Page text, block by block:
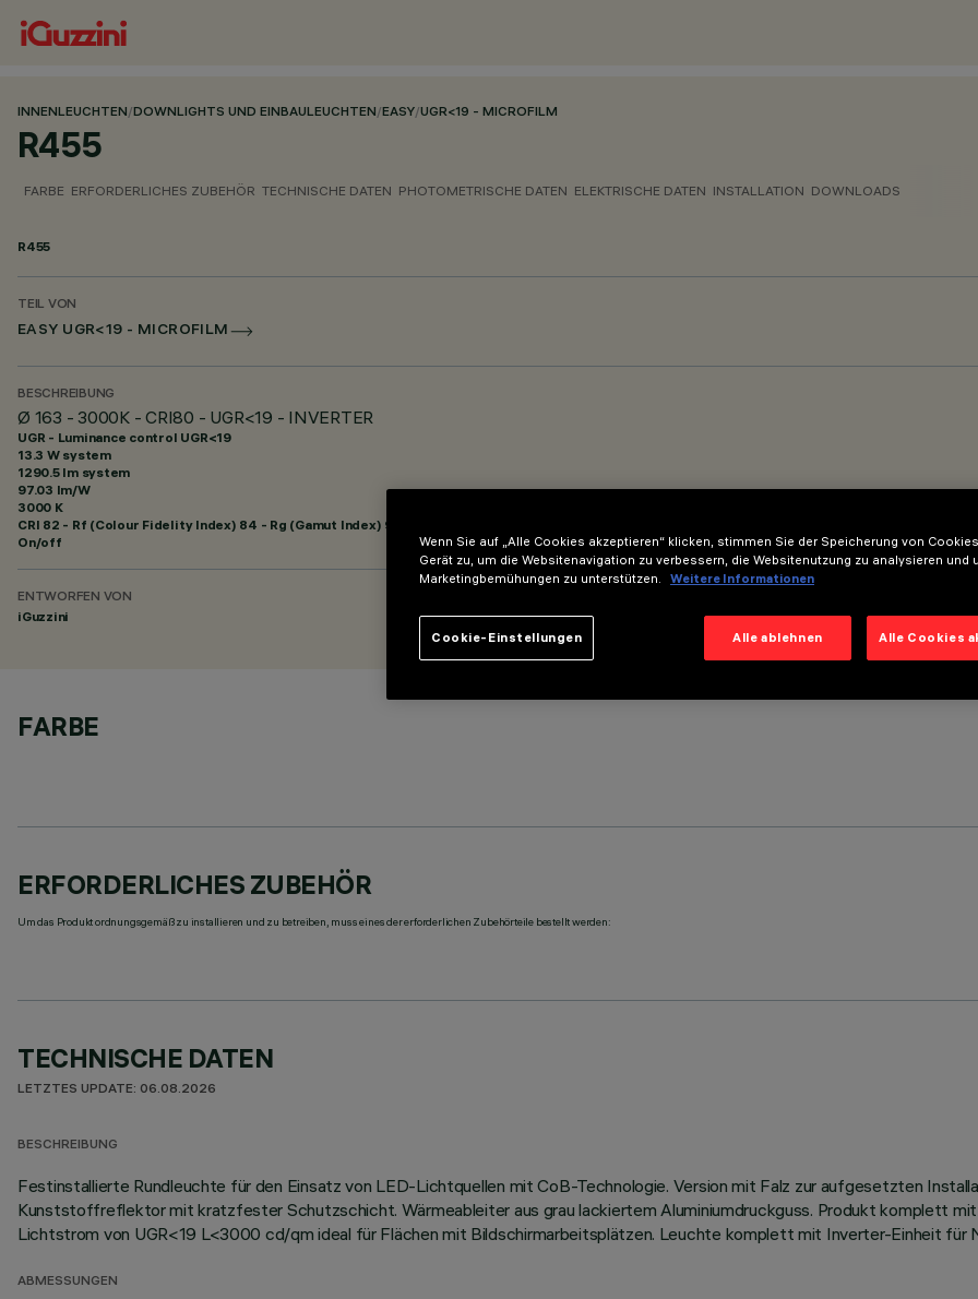
INNENLEUCHTEN/DOWNLIGHTS UND EINBAULEUCHTEN/EASY/UGR<19 - MICROFILM
R455
FARBE ERFORDERLICHES ZUBEHÖR TECHNISCHE DATEN PHOTOMETRISCHE DATEN ELEKTRISCHE DATEN INSTALLATION DOWNLOADS
R455
TEIL VON
EASY UGR<19 - MICROFILM
BESCHREIBUNG
Ø 163 - 3000K - CRI80 - UGR<19 - INVERTER
UGR - Luminance control UGR<19
13.3 W system
1290.5 lm system
97.03 lm/W
3000 K
CRI 82 - Rf (Colour Fidelity Index) 84 - Rg (Gamut Index) 95
On/off
ENTWORFEN VON
iGuzzini
FARBE
ERFORDERLICHES ZUBEHÖR
Um das Produkt ordnungsgemäß zu installieren und zu betreiben, muss eines der erforderlichen Zubehörteile bestellt werden:
TECHNISCHE DATEN
LETZTES UPDATE: 06.08.2026
BESCHREIBUNG
Festinstallierte Rundleuchte für den Einsatz von LED-Lichtquellen mit CoB-Technologie. Version mit Falz zur aufgesetzten
Kunststoffreflektor mit kratzfester Schutzschicht. Wärmeableiter aus grau lackiertem Aluminiumdruckguss. Produkt komplett
Lichtstrom von UGR<19 L<3000 cd/qm ideal für Flächen mit Bildschirmarbeitsplätzen. Leuchte komplett mit Inverter-Einheit für
ABMESSUNGEN
Wenn Sie auf „Alle Cookies akzeptieren“ klicken, stimmen Sie der Speicherung von
Gerät zu, um die Websitenavigation zu verbessern, die Websitenutzung zu analysieren und
Marketingbemühungen zu unterstützen.
Weitere Informationen
Alle ablehnen Alle Cookies
Cookie-Einstellungen